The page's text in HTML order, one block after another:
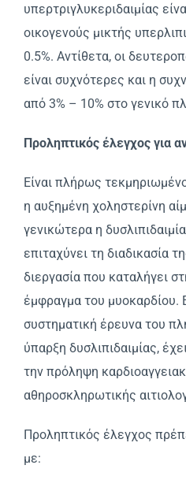
υπερτριγλυκεριδαιμίας
οικογενούς μικτής
0.5%. Aντίθετα, οι
είναι συχνότερες και η
από 3% – 10% στο γενικό
Προληπτικός έλεγχος για
Eίναι πλήρως
η αυξημένη χοληστερίνη
γενικώτερα η
επιταχύνει τη διαδικασία
διεργασία που καταλήγει
έμφραγμα του μυοκαρδίου.
συστηματική έρευνα του
ύπαρξη δυσλιπιδαιμίας,
την πρόληψη
αθηροσκληρωτικής
Προληπτικός έλεγχος
με: